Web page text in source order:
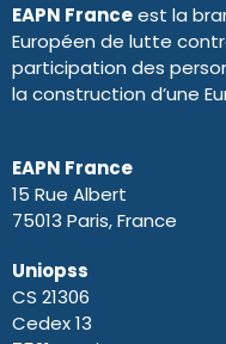
EAPN Franceest la
Européen de lutte
participation des
la construction d’une
EAPN France
15 Rue Albert
75013 Paris, France
Uniopss
CS 21306
Cedex 13